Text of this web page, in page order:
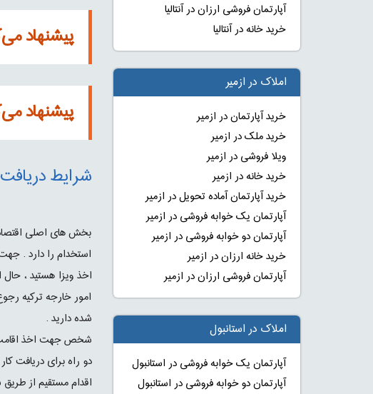
پیشنهاد
پیشنهاد
شرایط
بخش های اصلی
استخدام را دارد .
اخذ ویزا هستید ،
امور خارجه ترکیه
شده دارید .
شخص جهت اخذ اقامت
دو راه برای دریافت
اقدام مستقیم از طریق
آپارتمان فروشی ارزان در آنتالیا
خرید خانه در آنتالیا
املاک در ازمیر
خرید آپارتمان در ازمیر
خرید ملک در ازمیر
ویلا فروشی در ازمیر
خرید خانه در ازمیر
خرید آپارتمان آماده تحویل در ازمیر
آپارتمان یک خوابه فروشی در ازمیر
آپارتمان دو خوابه فروشی در ازمیر
خرید خانه ارزان در ازمیر
آپارتمان فروشی ارزان در ازمیر
املاک در استانبول
آپارتمان یک خوابه فروشی در استانبول
آپارتمان دو خوابه فروشی در استانبول